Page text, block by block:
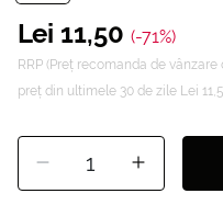
Lei 11,50 (-71%)
RRP (Preț recomanda de
preț din ultimele 30 de zile Lei
1